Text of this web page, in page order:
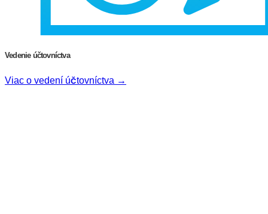
Vedenie účtovníctva
Viac o vedení účtovníctva →